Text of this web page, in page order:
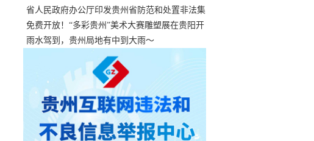
色工厂
省人民政府办公厅印发贵州省防范和处置非法集
资工作实施细则
免费开放！“多彩贵州”美术大赛雕塑展在贵阳开
展，持续至1月19日
雨水驾到，贵州局地有中到大雨～